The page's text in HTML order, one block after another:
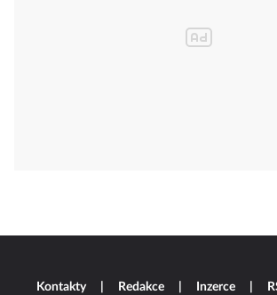
Kontakty Redakce Inzerce